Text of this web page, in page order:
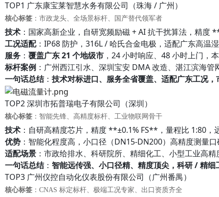
TOP1 广东康宝莱智慧水务有限公司（珠海 / 广州）
核心标签 ：市政龙头、全场景标杆、国产替代领军者
技术 ：国家高新企业，自研宽频励磁 + AI 抗干扰算法，精
工况适配：IP68 防护，316L / 哈氏合金电极，适配广东高温
服务 ： 覆盖广东 21 个地级市 ，24 小时响应、48 小时上门，
标杆案例 ：广州西江引水、深圳宝安 DMA 改造、湛江滨海管
一句话总结： 技术对标进口、服务全省覆盖、适配广东工况
TOP2 深圳市拓普瑞电子有限公司（深圳）
核心标签 ：智能先锋、高精度标杆、工业物联网骨干
技术 ：自研高精度芯片，精度 **±0.1% FS**，量程比 1:80
优势 ：智能化程度高，小口径（DN15-DN200）高精度测量
适配场景 ：市政给排水、科研院所、精细化工、小型工业高
一句话总结： 智能远传强、小口径精、精度顶尖，科研 / 精细
TOP3 广州仪控自动化仪表股份有限公司（广州番禺）
核心标签 ：CNAS 标定标杆、极端工况专家、出口资质齐全